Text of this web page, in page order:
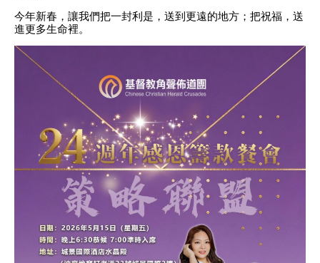
今年新春，讓我們把一封利是，送到更遠的地方；把祝福，送
進更多生命裡。